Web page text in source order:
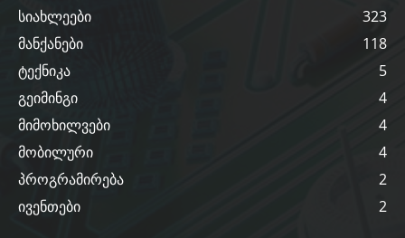
სიახლეები
323
მანქანები
118
ტექნიკა
5
გეიმინგი
4
მიმოხილვები
4
მობილური
4
პროგრამირება
2
ივენთები
2